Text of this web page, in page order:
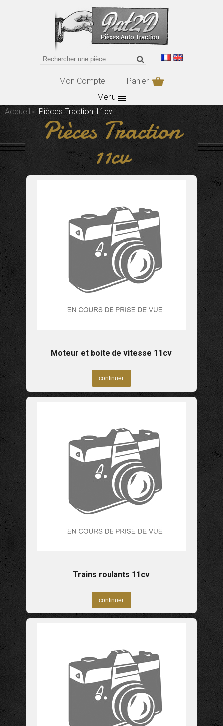
Mon Compte
Panier
Menu
Accueil
Pièces Traction 11cv
Pièces Traction
11cv
Moteur et boite de vitesse 11cv
Trains roulants 11cv